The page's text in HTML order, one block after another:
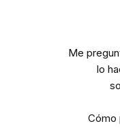
Me
lo
Cómo